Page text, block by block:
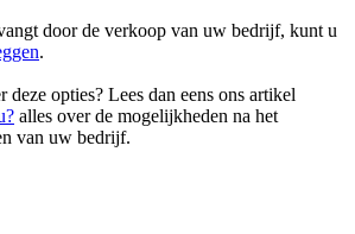
door de verkoop van uw bedrijf, kunt u
.
opties? Lees dan eens ons artikel
alles over de mogelijkheden na het
van uw bedrijf.